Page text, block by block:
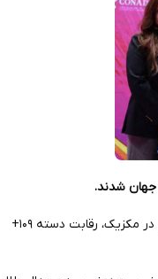
جهان شدند.
به گزارش روابط عمومی فدراسیون وزنه برداری، در آخرین روز مسابقات وزنه برداری قهرمانی جوانان جهان در مکزیک، رقابت دسته ۱۰۹+